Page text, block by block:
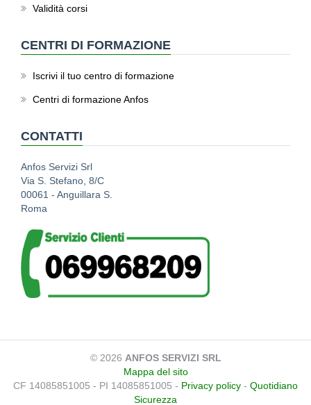
Validità corsi
CENTRI DI FORMAZIONE
Iscrivi il tuo centro di formazione
Centri di formazione Anfos
CONTATTI
Anfos Servizi Srl
Via S. Stefano, 8/C
00061 - Anguillara S.
Roma
© 2026 ANFOS SERVIZI SRL
Mappa del sito
CF 14085851005 - PI 14085851005 - Privacy policy - Quotidiano
Sicurezza